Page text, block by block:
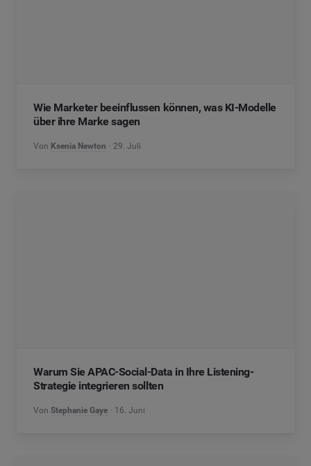
Wie Marketer beeinflussen können, was KI-Modelle
über ihre Marke sagen
Von Ksenia Newton 29. Juli
Warum Sie APAC-Social-Data in Ihre Listening-
Strategie integrieren sollten
Von Stephanie Gaye 16. Juni